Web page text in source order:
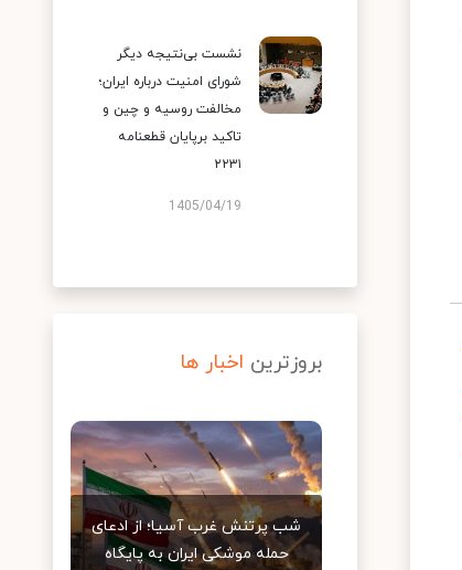
نشست بی‌نتیجه دیگر
شورای امنیت درباره ایران؛
مخالفت روسیه و چین و
تاکید برپایان قطعنامه
۲۲۳۱
1405/04/19
بروزترین اخبار ها
شب پرتنش غرب آسیا؛ از ادعای
حمله موشکی ایران به پایگاه